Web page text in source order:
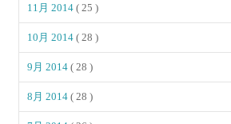
11月 2014( 25 )
10月 2014( 28 )
9月 2014( 28 )
8月 2014( 28 )